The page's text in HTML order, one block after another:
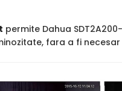
permite Dahua
fara a fi